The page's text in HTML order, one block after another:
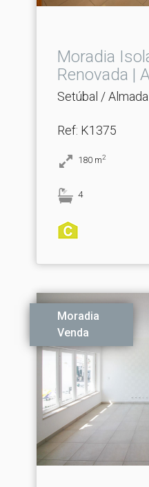
Moradia
Renovada |
Setúbal /
Ref: K1375
180 m2
4
Moradia
Venda